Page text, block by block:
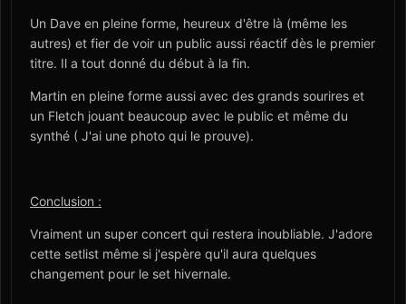
Un Dave en pleine forme, heureux d'être là (même les
autres) et fier de voir un public aussi réactif dès le premier
titre. Il a tout donné du début à la fin.
Martin en pleine forme aussi avec des grands sourires et
un Fletch jouant beaucoup avec le public et même du
synthé ( J'ai une photo qui le prouve).
Conclusion :
Vraiment un super concert qui restera inoubliable. J'adore
cette setlist même si j'espère qu'il aura quelques
changement pour le set hivernale.